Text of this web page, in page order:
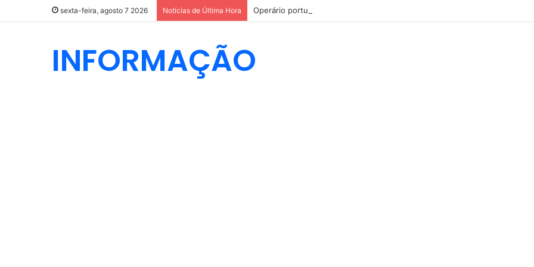
sexta-feira, agosto 7 2026 Notícias de Última Hora Operário português de 39 anos morre em acidente de trabalho na Suíça
INFORMAÇÃO